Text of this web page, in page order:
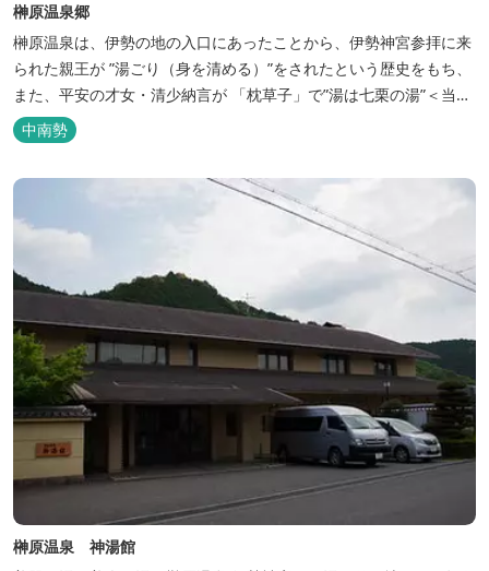
榊原温泉郷
榊原温泉は、伊勢の地の入口にあったことから、伊勢神宮参拝に来
られた親王が ”湯ごり（身を清める）”をされたという歴史をもち、
また、平安の才女・清少納言が 「枕草子」で”湯は七栗の湯”＜当時
の呼び名＞と称えており、 出雲の神を温泉の守り神として祀ってい
ることもあって、恋の和歌も多く残っています。 このように、宮中
や神宮にゆかりも深く、つるつるスベスベの肌ざわりの良い泉質は
中南勢
榊原温泉 神湯館